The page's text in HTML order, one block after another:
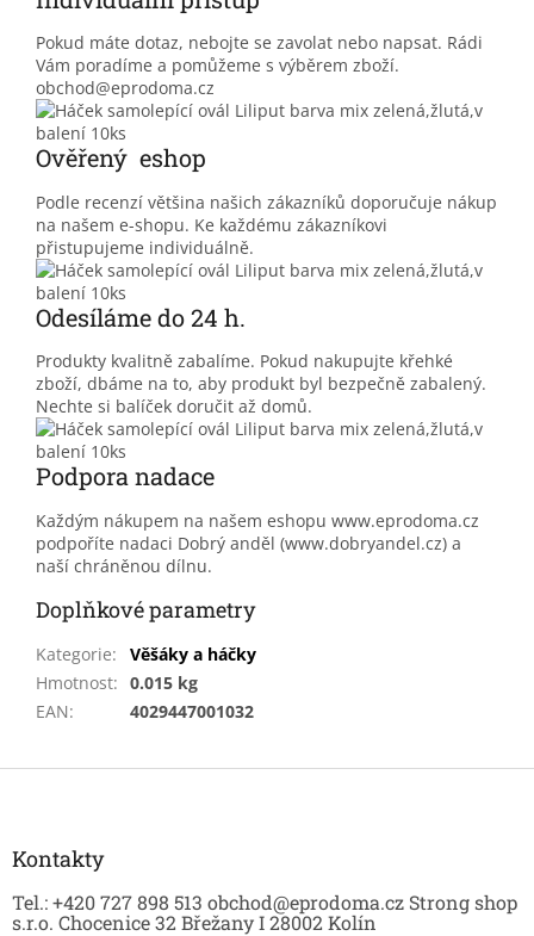
Pokud máte dotaz, nebojte se zavolat nebo napsat. Rádi
Vám poradíme a pomůžeme s výběrem zboží.
obchod@eprodoma.cz
Ověřený eshop
Podle recenzí většina našich zákazníků doporučuje nákup
na našem e-shopu. Ke každému zákazníkovi
přistupujeme individuálně.
Odesíláme do 24 h.
Produkty kvalitně zabalíme. Pokud nakupujte křehké
zboží, dbáme na to, aby produkt byl bezpečně zabalený.
Nechte si balíček doručit až domů.
Podpora nadace
Každým nákupem na našem eshopu www.eprodoma.cz
podpoříte nadaci Dobrý anděl (www.dobryandel.cz) a
naší chráněnou dílnu.
Doplňkové parametry
Kategorie:
Věšáky a háčky
Hmotnost: 0.015 kg
EAN: 4029447001032
Z
Kontakty
Tel.: +420 727 898 513 obchod@eprodoma.cz Strong shop
s.r.o. Chocenice 32 Břežany I 28002 Kolín